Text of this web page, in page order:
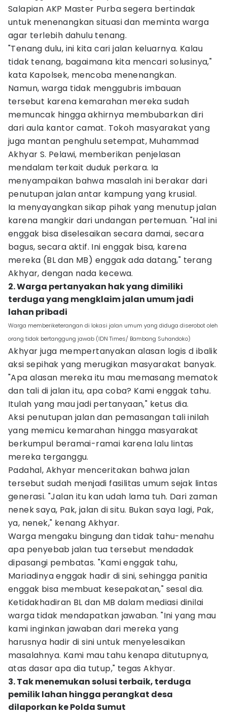
Salapian AKP Master Purba segera bertindak
untuk menenangkan situasi dan meminta warga
agar terlebih dahulu tenang.
"Tenang dulu, ini kita cari jalan keluarnya. Kalau
tidak tenang, bagaimana kita mencari solusinya,"
kata Kapolsek, mencoba menenangkan.
Namun, warga tidak menggubris imbauan
tersebut karena kemarahan mereka sudah
memuncak hingga akhirnya membubarkan diri
dari aula kantor camat. Tokoh masyarakat yang
juga mantan penghulu setempat, Muhammad
Akhyar S. Pelawi, memberikan penjelasan
mendalam terkait duduk perkara. Ia
menyampaikan bahwa masalah ini berakar dari
penutupan jalan antar kampung yang krusial.
Ia menyayangkan sikap pihak yang menutup jalan
karena mangkir dari undangan pertemuan. "Hal ini
enggak bisa diselesaikan secara damai, secara
bagus, secara aktif. Ini enggak bisa, karena
mereka (BL dan MB) enggak ada datang," terang
Akhyar, dengan nada kecewa.
2. Warga pertanyakan hak yang dimiliki
terduga yang mengklaim jalan umum jadi
lahan pribadi
Warga memberiketerangan di lokasi jalan umum yang diduga diserobot oleh
orang tidak bertanggung jawab (IDN Times/ Bambang Suhandoko)
Akhyar juga mempertanyakan alasan logis d ibalik
aksi sepihak yang merugikan masyarakat banyak.
"Apa alasan mereka itu mau memasang mematok
dan tali di jalan itu, apa coba? Kami enggak tahu.
Itulah yang mau jadi pertanyaan," ketus dia.
Aksi penutupan jalan dan pemasangan tali inilah
yang memicu kemarahan hingga masyarakat
berkumpul beramai-ramai karena lalu lintas
mereka terganggu.
Padahal, Akhyar menceritakan bahwa jalan
tersebut sudah menjadi fasilitas umum sejak lintas
generasi. "Jalan itu kan udah lama tuh. Dari zaman
nenek saya, Pak, jalan di situ. Bukan saya lagi, Pak,
ya, nenek," kenang Akhyar.
Warga mengaku bingung dan tidak tahu-menahu
apa penyebab jalan tua tersebut mendadak
dipasangi pembatas. "Kami enggak tahu,
Mariadinya enggak hadir di sini, sehingga panitia
enggak bisa membuat kesepakatan," sesal dia.
Ketidakhadiran BL dan MB dalam mediasi dinilai
warga tidak mendapatkan jawaban. "Ini yang mau
kami inginkan jawaban dari mereka yang
harusnya hadir di sini untuk menyelesaikan
masalahnya. Kami mau tahu kenapa ditutupnya,
atas dasar apa dia tutup," tegas Akhyar.
3. Tak menemukan solusi terbaik, terduga
pemilik lahan hingga perangkat desa
dilaporkan ke Polda Sumut